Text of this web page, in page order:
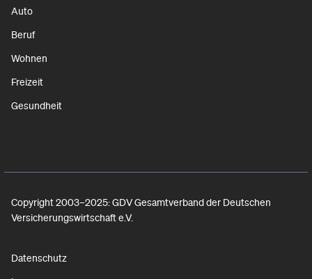
Auto
Beruf
Wohnen
Freizeit
Gesundheit
Copyright 2003–2025: GDV Gesamtverband der Deutschen
Versicherungswirtschaft e.V.
Datenschutz